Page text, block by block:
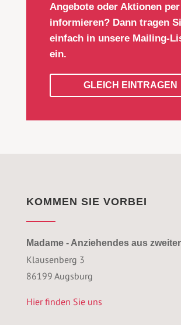
Angebote oder Aktionen
informieren? Dann tragen
einfach in unsere Mailing-
ein.
GLEICH EINTRAGEN
KOMMEN SIE VORBEI
Madame - Anziehendes aus
Klausenberg 3
86199 Augsburg
Hier finden Sie uns